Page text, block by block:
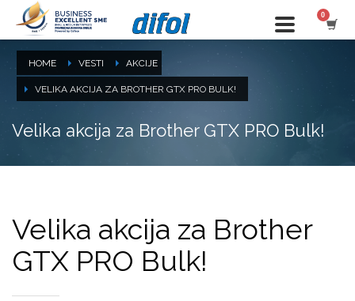
HOME VESTI AKCIJE
VELIKA AKCIJA ZA BROTHER GTX PRO BULK!
Velika akcija za Brother GTX PRO Bulk!
Velika akcija za Brother
GTX PRO Bulk!